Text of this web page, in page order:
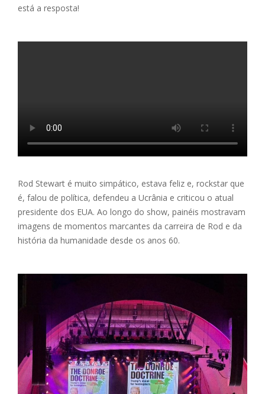
está a resposta!
Rod Stewart é muito simpático, estava feliz e, rockstar que
é, falou de política, defendeu a Ucrânia e criticou o atual
presidente dos EUA. Ao longo do show, painéis mostravam
imagens de momentos marcantes da carreira de Rod e da
história da humanidade desde os anos 60.